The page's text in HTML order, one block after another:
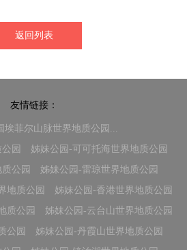
返回列表
友情链接：
埃菲尔山脉世界地质公园...
园
姊妹公园-可可托海世界地质公园
公园
姊妹公园-雷琼世界地质公园
地质公园
姊妹公园-香港世界地质公园
质公园
姊妹公园-云台山世界地质公园
公园
姊妹公园-丹霞山世界地质公园